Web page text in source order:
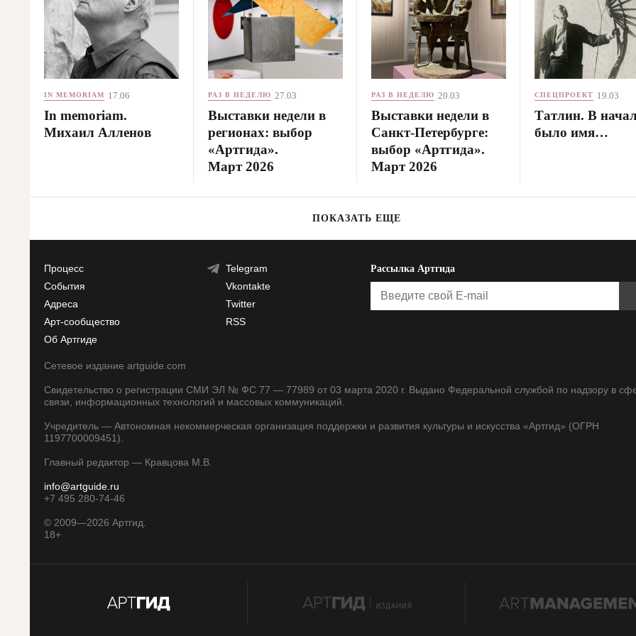
IN MEMORIAM 17.06
In memoriam.
Михаил Алленов
РАЗ В НЕДЕЛЮ 27.03
Выставки недели в
регионах: выбор
«Артгида».
Март 2026
РАЗ В НЕДЕЛЮ 20.03
Выставки недели в
Санкт-Петербурге:
выбор «Артгида».
Март 2026
СПЕЦПРОЕКТ 19.03
Татлин. В
было имя…
ПОКАЗАТЬ ЕЩЕ
Процесс
События
Адреса
Арт-сообщество
Об Артгиде
Telegram
Vkontakte
Twitter
RSS
Рассылка Артгида
Сетевое издание artguide.com
Свидетельство о регистрации СМИ ЭЛ № ФС 77 — 77989 от 03 марта 2020 г. Выдано Федеральной службой по надзору в
связи, информационных технологий и массовых коммуникаций.
Учредитель — Автономная некоммерческая организация поддержки и развития культуры и искусства «Артгид» (ОГРН
1197700009451).
Главный редактор — Кравцова М.В.
info@artguide.ru
+7 495 280-74-46
© 2009—2026 Артгид.
18+